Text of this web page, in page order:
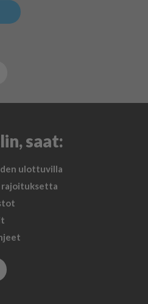
saat:
ulottuvilla
rajoituksetta